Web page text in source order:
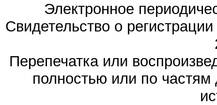
Электронное
Свидетельство о
Перепечатка или
полностью или по частям